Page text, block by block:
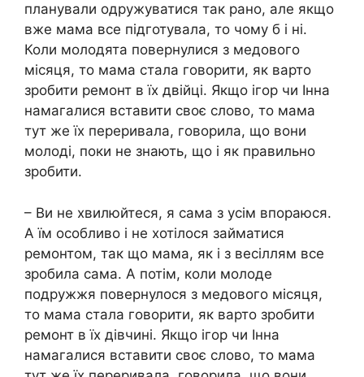
планували одружуватися так рано, але якщо
вже мама все підготувала, то чому б і ні.
Коли молодята повернулися з медового
місяця, то мама стала говорити, як варто
зробити ремонт в їх двійці. Якщо ігор чи Інна
намагалися вставити своє слово, то мама
тут же їх переривала, говорила, що вони
молоді, поки не знають, що і як правильно
зробити.
– Ви не хвилюйтеся, я сама з усім впораюся.
А їм особливо і не хотілося займатися
ремонтом, так що мама, як і з весіллям все
зробила сама. А потім, коли молоде
подружжя повернулося з медового місяця,
то мама стала говорити, як варто зробити
ремонт в їх дівчині. Якщо ігор чи Інна
намагалися вставити своє слово, то мама